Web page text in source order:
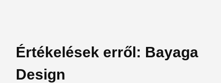
Értékelések erről: Bayaga
Design